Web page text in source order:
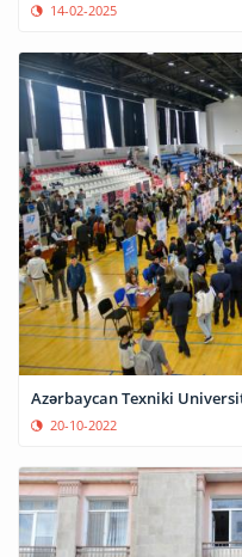
14-02-2025
Azərbaycan Texniki
20-10-2022